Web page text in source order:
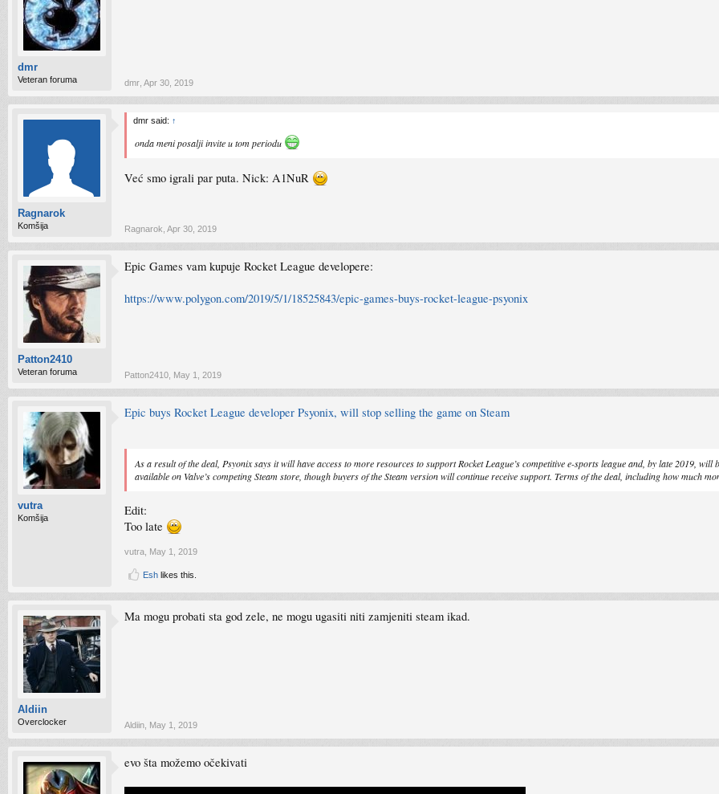
dmr
Veteran foruma dmr Apr 30, 2019
Ragnarok
Komšija
dmr said: ↑
onda meni posalji invite u tom periodu
Već smo igrali par puta. Nick: A1NuR
Ragnarok Apr 30, 2019
Patton2410
Veteran foruma
Epic Games vam kupuje Rocket League developere:
https://www.polygon.com/2019/5/1/18525843/epic-games-buys-rocket-league-psyonix
Patton2410 May 1, 2019
vutra
Komšija
Epic buys Rocket League developer Psyonix, will stop selling the game on Steam
As a result of the deal, Psyonix says it will have access to more resources to supportRocket League’s competitive e-sports league and, by late 2019,
available on Valve’s competing Steam store, though buyers of the Steam version will continue receive support. Terms of the deal, including how much
Edit:
Too late
vutra May 1, 2019
Esh likes this.
Aldiin
Overclocker
Ma mogu probati sta god zele, ne mogu ugasiti niti zamjeniti steam ikad.
Aldiin May 1, 2019
evo šta možemo očekivati